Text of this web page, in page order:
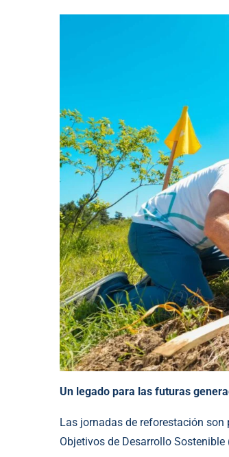
Un legado para las futuras
Las jornadas de reforestación
Objetivos de Desarrollo Sostenible